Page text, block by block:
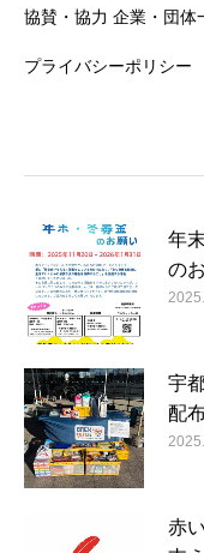
協賛・協力 企業・団体
プライバシーポリシー
年
の
宇
配
赤